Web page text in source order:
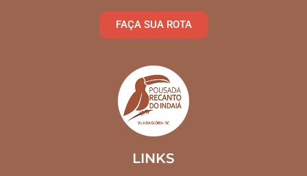
FAÇA SUA ROTA
LINKS